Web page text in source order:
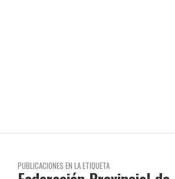
PUBLICACIONES EN LA ETIQUETA